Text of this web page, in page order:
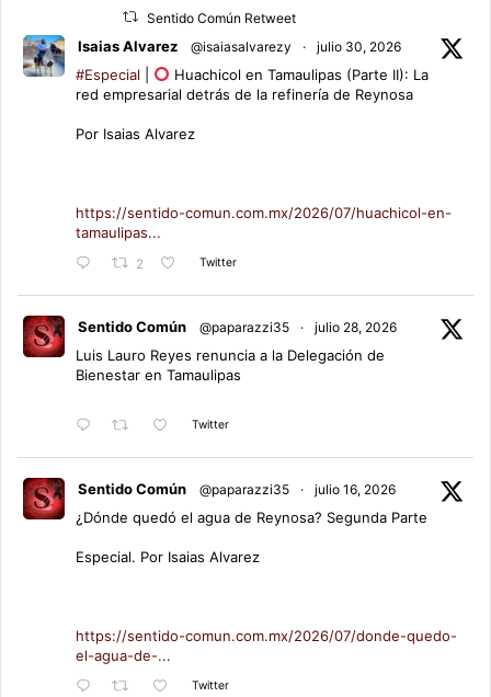
Sentido Común Retweet
Isaias Alvarez @isaiasalvarezy · julio 30, 2026
#Especial
Huachicol en Tamaulipas (Parte II): La
red empresarial detrás de la refinería de Reynosa
Por Isaias Alvarez
https://sentido-comun.com.mx/2026/07/huachicol-en-
tamaulipas...
2 Twitter
Sentido Común @paparazzi35 · julio 28, 2026
Luis Lauro Reyes renuncia a la Delegación de
Bienestar en Tamaulipas
Twitter
Sentido Común @paparazzi35 · julio 16, 2026
¿Dónde quedó el agua de Reynosa? Segunda Parte
Especial. Por Isaias Alvarez
https://sentido-comun.com.mx/2026/07/donde-quedo-
el-agua-de-...
Twitter